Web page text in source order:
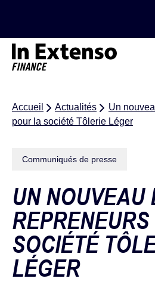
Accueil Actualités
Un
pour la société Tôlerie Léger
Communiqués de presse
UN NOUVEAU
SOCIÉTÉ
LÉGER